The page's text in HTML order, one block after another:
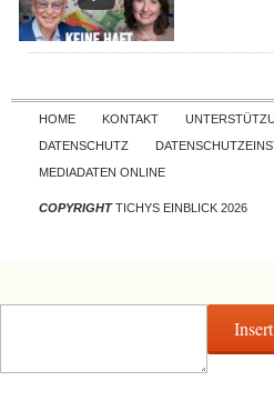
HOME KONTAKT
DATENSCHUTZ
MEDIADATEN ONLINE
COPYRIGHTTICHYS EINBLICK 2026
Insert